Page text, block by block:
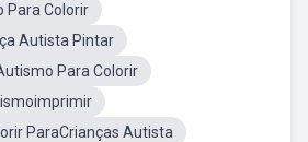
Para Colorir
Autista Pintar
Para Colorir
ParaCrianças Autista